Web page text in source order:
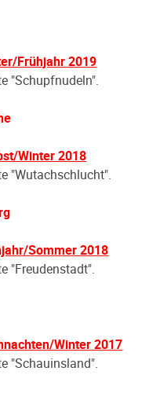
Frühjahr 2019
"Schupfnudeln".
Winter 2018
"Wutachschlucht".
Sommer 2018
"Freudenstadt".
Winter 2017
"Schauinsland".